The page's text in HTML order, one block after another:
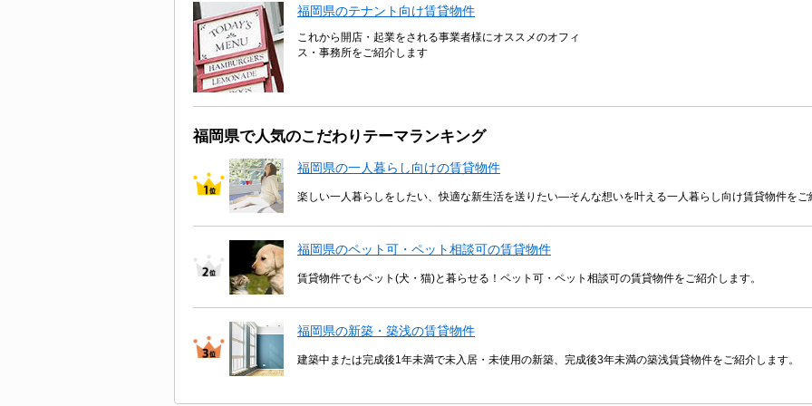
福岡県のテナント向け賃貸物件
これから開店・起業をされる事業者様にオススメのオフィ
ス・事務所をご紹介します
福岡県で人気のこだわりテーマランキング
福岡県の一人暮らし向けの賃貸物件
楽しい一人暮らしをしたい、快適な新生活を送りたい―そんな想いを叶える一人暮らし向け賃貸物件をご
福岡県のペット可・ペット相談可の賃貸物件
賃貸物件でもペット(犬・猫)と暮らせる！ペット可・ペット相談可の賃貸物件をご紹介します。
福岡県の新築・築浅の賃貸物件
建築中または完成後1年未満で未入居・未使用の新築、完成後3年未満の築浅賃貸物件をご紹介します。